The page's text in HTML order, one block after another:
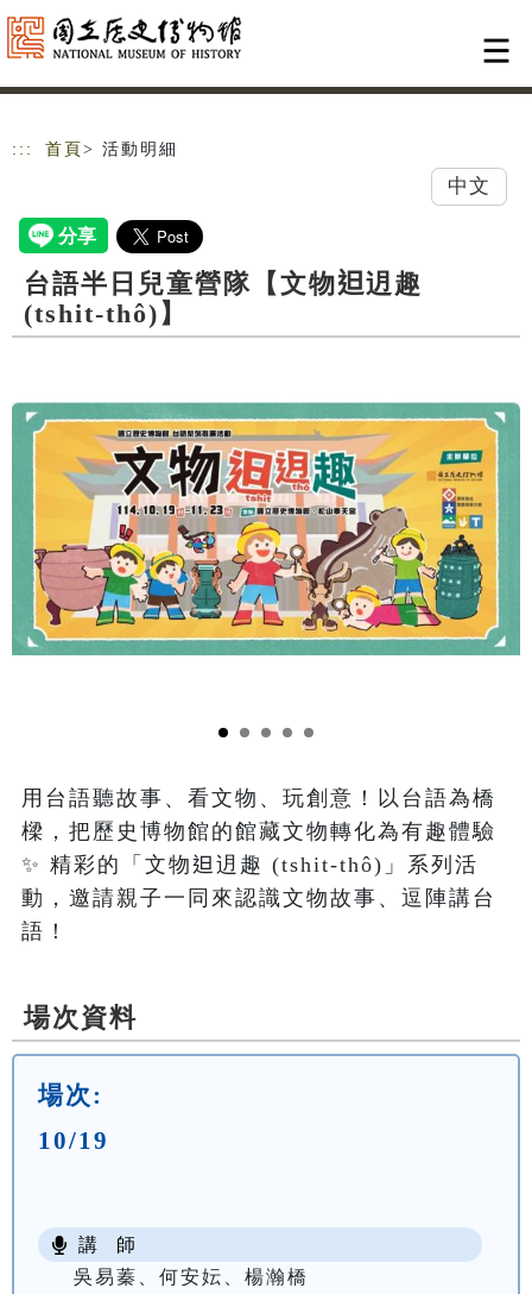
跳到主要內容
網站導覽
::: 首頁 > 活動明細
中文
台語半日兒童營隊【文物𨑨迌趣
(tshit-thô)】
用台語聽故事、看文物、玩創意！以台語為橋
樑，把歷史博物館的館藏文物轉化為有趣體驗
✨ 精彩的「文物𨑨迌趣 (tshit-thô)」系列活
動，邀請親子一同來認識文物故事、逗陣講台
語！
場次資料
場次:
10/19
講 師
吳易蓁、何安妘、楊瀚橋